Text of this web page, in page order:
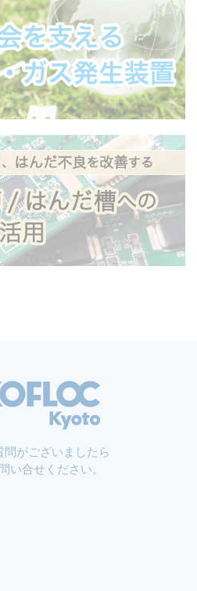
問がございましたら
い合せください。